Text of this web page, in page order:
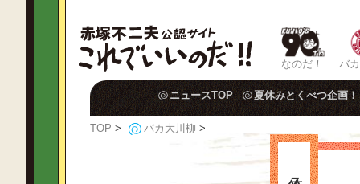
なのだ！ バ
ニュースTOP 夏休みとくべつ企画
TOP > バカ大川柳 >